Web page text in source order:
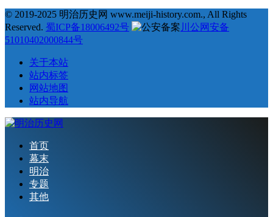
© 2019-2025 明治历史网 www.meiji-history.com., All Rights
Reserved. 蜀ICP备18006492号
川公网安备
51010402000844号
关于本站
站内标签
网站地图
站内导航
首页
幕末
明治
专题
其他